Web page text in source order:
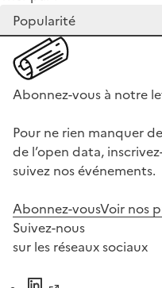
Abonnez-vous à notre
Pour ne rien manquer
de l’open data,
suivez nos événements.
Abonnez-vousVoir nos
Suivez-nous
sur les réseaux sociaux